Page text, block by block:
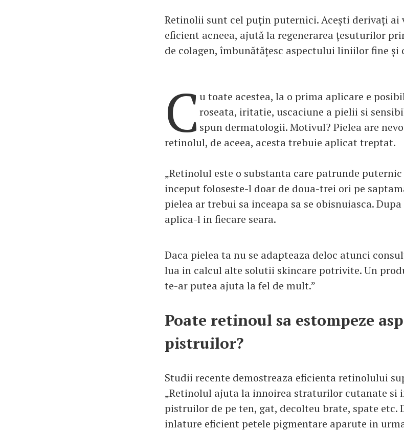
Retinolii sunt cel puțin puternici. Acești derivați ai
eficient acneea, ajută la regenerarea țesuturilor
de colagen, îmbunătățesc aspectului liniilor fine și
C u toate acestea, la o prima aplicare e
roseata, iritatie, uscaciune a pielii si
spun dermatologii. Motivul? Pielea are
retinolul, de aceea, acesta trebuie aplicat treptat.
„Retinolul este o substanta care patrunde
inceput foloseste-l doar de doua-trei ori pe
pielea ar trebui sa inceapa sa se obisnuiasca.
aplica-l in fiecare seara.
Daca pielea ta nu se adapteaza deloc atunci
lua in calcul alte solutii skincare potrivite. Un
te-ar putea ajuta la fel de mult.”
Poate retinoul sa estompeze
pistruilor?
Studii recente demostreaza eficienta retinolului
„Retinolul ajuta la innoirea straturilor cutanate si
pistruilor de pe ten, gat, decolteu brate, spate etc.
inlature eficient petele pigmentare aparute in